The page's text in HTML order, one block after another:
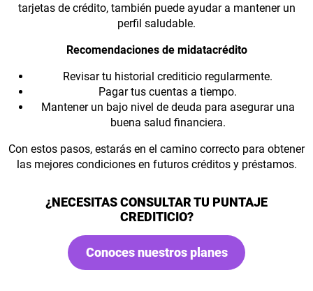
tarjetas de crédito, también puede ayudar a mantener un
perfil saludable.
Recomendaciones de midatacrédito
Revisar tu historial crediticio regularmente.
Pagar tus cuentas a tiempo.
Mantener un bajo nivel de deuda para asegurar una
buena salud financiera.
Con estos pasos, estarás en el camino correcto para obtener
las mejores condiciones en futuros créditos y préstamos.
¿NECESITAS CONSULTAR TU PUNTAJE
CREDITICIO?
Conoces nuestros planes